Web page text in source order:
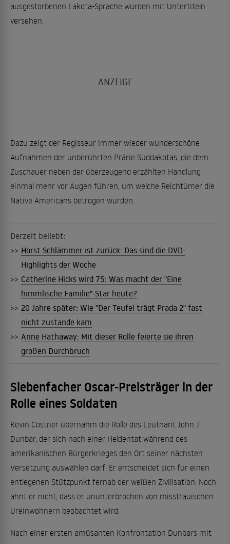
ausgestorbenen Lakota-Sprache wurden mit Untertiteln
versehen.
Dazu zeigt der Regisseur immer wieder wunderschöne
Aufnahmen der unberührten Prärie Süddakotas, die dem
Zuschauer neben der überzeugend erzählten Handlung
einmal mehr vor Augen führen, um welche Reichtümer die
Native Americans betrogen wurden.
Derzeit beliebt:
>> Horst Schlämmer ist zurück: Das sind die DVD-
Highlights der Woche
>> Catherine Hicks wird 75: Was macht der "Eine
himmlische Familie"-Star heute?
>> 20 Jahre später: Wie "Der Teufel trägt Prada 2" fast
nicht zustande kam
>> Anne Hathaway: Mit dieser Rolle feierte sie ihren
großen Durchbruch
Siebenfacher Oscar-Preisträger in der
Rolle eines Soldaten
Kevin Costner übernahm die Rolle des Leutnant John J.
Dunbar, der sich nach einer Heldentat während des
amerikanischen Bürgerkrieges den Ort seiner nächsten
Versetzung auswählen darf. Er entscheidet sich für einen
entlegenen Stützpunkt fernab der weißen Zivilisation. Noch
ahnt er nicht, dass er ununterbrochen von misstrauischen
Ureinwohnern beobachtet wird.
Nach einer ersten amüsanten Konfrontation Dunbars mit